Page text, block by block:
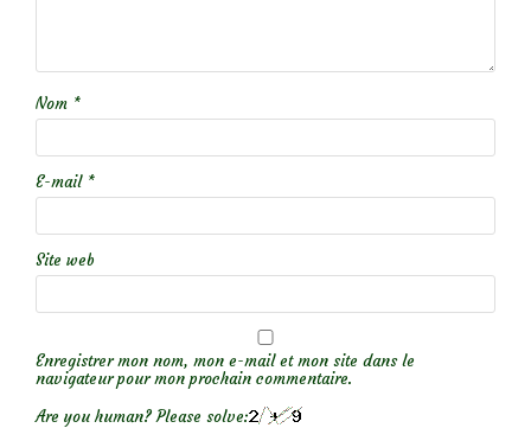
Nom *
E-mail *
Site web
Enregistrer mon nom, mon e-mail et mon site dans le
navigateur pour mon prochain commentaire.
Are you human? Please solve: